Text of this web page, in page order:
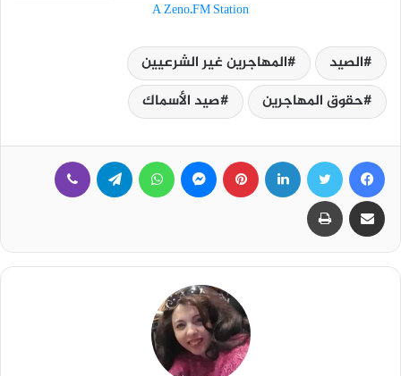
A Zeno.FM Station
الصيد
المهاجرين غير الشرعيين
حقوق المهاجرين
صيد الأسماك